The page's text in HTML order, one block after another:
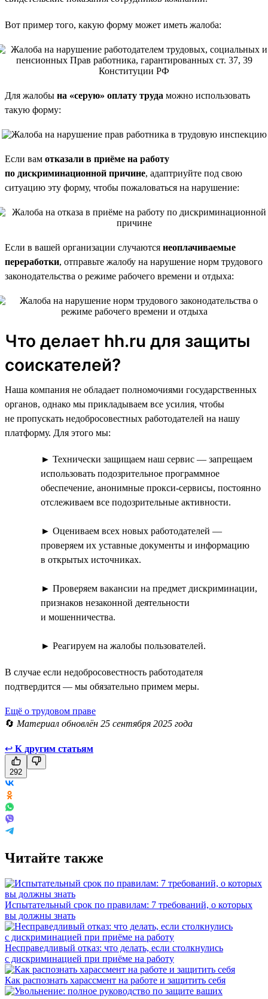
Вот пример того, какую форму может иметь жалоба:
Для жалобы на «серую» оплату труда можно использовать
такую форму:
Если вам отказали в приёме на работу
по дискриминационной причине, адаптриуйте под свою
ситуацию эту форму, чтобы пожаловаться на нарушение:
Если в вашей организации случаются неоплачиваемые
переработки, отправьте жалобу на нарушение норм трудового
законодательства о режиме рабочего времени и отдыха:
Что делает hh.ru для защиты
соискателей?
Наша компания не обладает полномочиями государственных
органов, однако мы прикладываем все усилия, чтобы
не пропускать недобросовестных работодателей на нашу
платформу. Для этого мы:
► Технически защищаем наш сервис — запрещаем
использовать подозрительное программное
обеспечение, анонимные прокси-сервисы, постоянно
отслеживаем все подозрительные активности.
► Оцениваем всех новых работодателей —
проверяем их уставные документы и информацию
в открытых источниках.
► Проверяем вакансии на предмет дискриминации,
признаков незаконной деятельности
и мошенничества.
► Реагируем на жалобы пользователей.
В случае если недобросовестность работодателя
подтвердится — мы обязательно примем меры.
Ещё о трудовом праве
🔄 Материал обновлён 25 сентября 2025 года
↩ К другим статьям
292
Читайте также
Испытательный срок по правилам: 7 требований, о которых
вы должны знать
Несправедливый отказ: что делать, если столкнулись
с дискриминацией при приёме на работу
Как распознать харассмент на работе и защитить себя